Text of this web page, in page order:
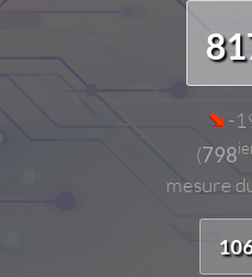
-
(798
mesure